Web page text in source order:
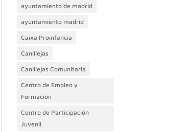
ayuntamiento de madrid
ayuntamiento madrid
Caixa Proinfancia
Canillejas
Canillejas Comunitaria
Centro de Empleo y
Formación
Centro de Participación
Juvenil